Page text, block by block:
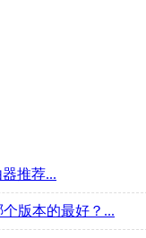
推荐...
版本的最好？...